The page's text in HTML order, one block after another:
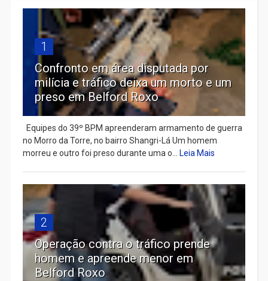
1
Confronto em área disputada por
milícia e tráfico deixa um morto e um
preso em Belford Roxo
Equipes do 39º BPM apreenderam armamento de guerra
no Morro da Torre, no bairro Shangri-Lá Um homem
morreu e outro foi preso durante uma o... Leia Mais
2
Operação contra o tráfico prende
homem e apreende menor em
Belford Roxo